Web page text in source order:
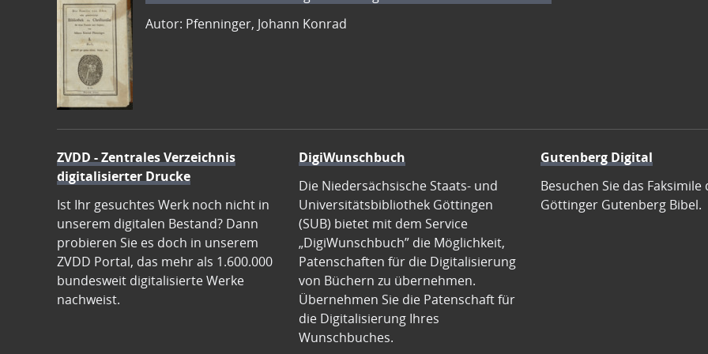
Autor: Pfenninger, Johann Konrad
ZVDD - Zentrales Verzeichnis
digitalisierter Drucke
Ist Ihr gesuchtes Werk noch nicht in
unserem digitalen Bestand? Dann
probieren Sie es doch in unserem
ZVDD Portal, das mehr als 1.600.000
bundesweit digitalisierte Werke
nachweist.
DigiWunschbuch
Die Niedersächsische Staats- und
Universitätsbibliothek Göttingen
(SUB) bietet mit dem Service
„DigiWunschbuch” die Möglichkeit,
Patenschaften für die Digitalisierung
von Büchern zu übernehmen.
Übernehmen Sie die Patenschaft für
die Digitalisierung Ihres
Wunschbuches.
Gutenberg Digital
Besuchen Sie das Faksimile
Göttinger Gutenberg Bibel.